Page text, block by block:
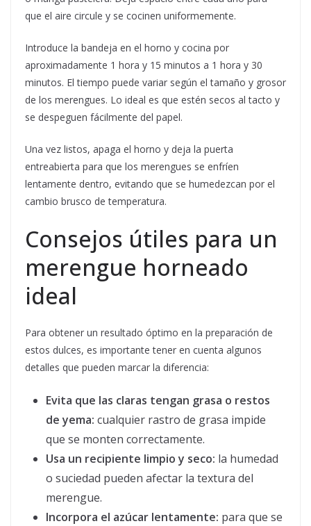
que el aire circule y se cocinen uniformemente.
Introduce la bandeja en el horno y cocina por
aproximadamente 1 hora y 15 minutos a 1 hora y 30
minutos. El tiempo puede variar según el tamaño y grosor
de los merengues. Lo ideal es que estén secos al tacto y
se despeguen fácilmente del papel.
Una vez listos, apaga el horno y deja la puerta
entreabierta para que los merengues se enfríen
lentamente dentro, evitando que se humedezcan por el
cambio brusco de temperatura.
Consejos útiles para un
merengue horneado
ideal
Para obtener un resultado óptimo en la preparación de
estos dulces, es importante tener en cuenta algunos
detalles que pueden marcar la diferencia:
Evita que las claras tengan grasa o restos
de yema: cualquier rastro de grasa impide
que se monten correctamente.
Usa un recipiente limpio y seco: la humedad
o suciedad pueden afectar la textura del
merengue.
Incorpora el azúcar lentamente: para que se